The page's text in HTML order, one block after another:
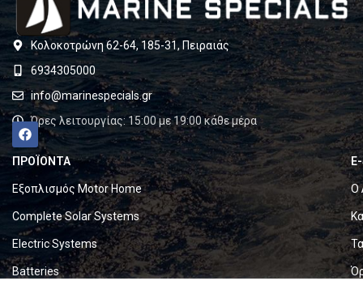
Κολοκοτρώνη 62-64, 185-31, Πειραιάς
6934305000
info@marinespecials.gr
Ώρες λειτουργίας: 15:00 με 19:00 κάθε μέρα
ΠΡΟΪΟΝΤΑ
Εξοπλισμός Motor Home
Complete Solar Systems
Electric Systems
Batteries
Ο